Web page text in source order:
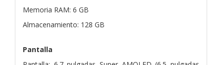
Memoria RAM: 6 GB
Almacenamiento: 128 GB
Pantalla